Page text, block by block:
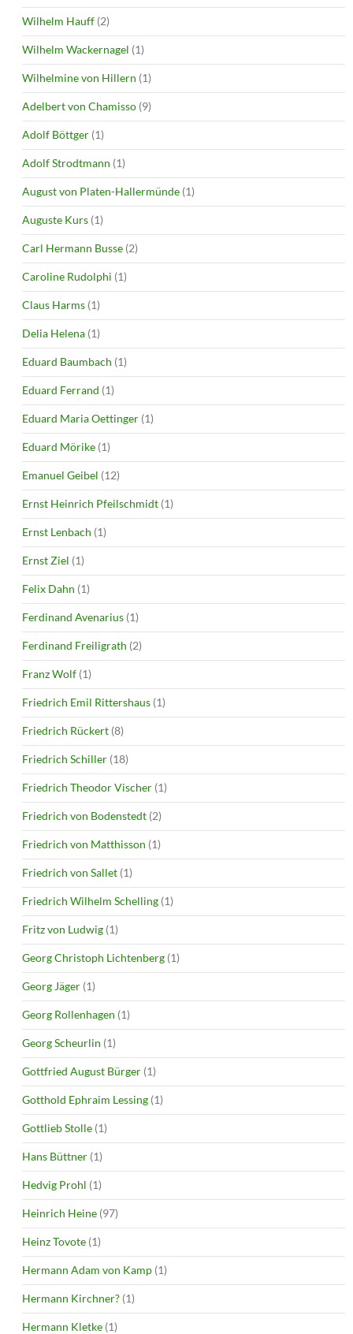
Wilhelm Hauff (2)
Wilhelm Wackernagel (1)
Wilhelmine von Hillern (1)
Adelbert von Chamisso (9)
Adolf Böttger (1)
Adolf Strodtmann (1)
August von Platen-Hallermünde (1)
Auguste Kurs (1)
Carl Hermann Busse (2)
Caroline Rudolphi (1)
Claus Harms (1)
Delia Helena (1)
Eduard Baumbach (1)
Eduard Ferrand (1)
Eduard Maria Oettinger (1)
Eduard Mörike (1)
Emanuel Geibel (12)
Ernst Heinrich Pfeilschmidt (1)
Ernst Lenbach (1)
Ernst Ziel (1)
Felix Dahn (1)
Ferdinand Avenarius (1)
Ferdinand Freiligrath (2)
Franz Wolf (1)
Friedrich Emil Rittershaus (1)
Friedrich Rückert (8)
Friedrich Schiller (18)
Friedrich Theodor Vischer (1)
Friedrich von Bodenstedt (2)
Friedrich von Matthisson (1)
Friedrich von Sallet (1)
Friedrich Wilhelm Schelling (1)
Fritz von Ludwig (1)
Georg Christoph Lichtenberg (1)
Georg Jäger (1)
Georg Rollenhagen (1)
Georg Scheurlin (1)
Gottfried August Bürger (1)
Gotthold Ephraim Lessing (1)
Gottlieb Stolle (1)
Hans Büttner (1)
Hedvig Prohl (1)
Heinrich Heine (97)
Heinz Tovote (1)
Hermann Adam von Kamp (1)
Hermann Kirchner? (1)
Hermann Kletke (1)